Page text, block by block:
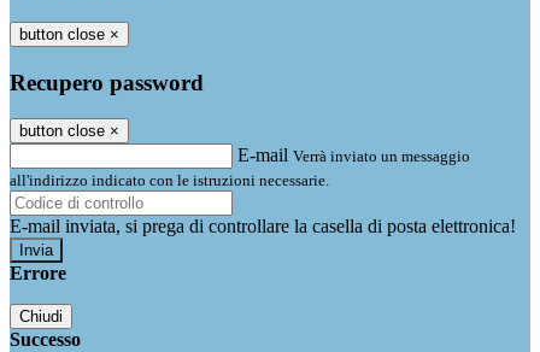
button close ×
Recupero password
button close ×
E-mail Verrà inviato un messaggio
all'indirizzo indicato con le istruzioni necessarie.
E-mail inviata, si prega di controllare la casella di posta elettronica!
Errore
Chiudi
Successo